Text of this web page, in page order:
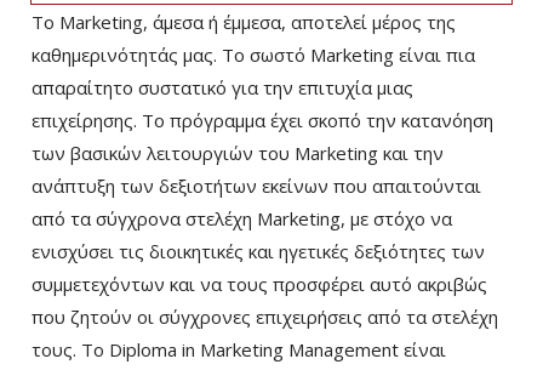
Το Marketing, άμεσα ή έμμεσα, αποτελεί μέρος της
καθημερινότητάς μας. Το σωστό Marketing είναι πια
απαραίτητο συστατικό για την επιτυχία μιας
επιχείρησης. Το πρόγραμμα έχει σκοπό την κατανόηση
των βασικών λειτουργιών του Marketing και την
ανάπτυξη των δεξιοτήτων εκείνων που απαιτούνται
από τα σύγχρονα στελέχη Marketing, με στόχο να
ενισχύσει τις διοικητικές και ηγετικές δεξιότητες των
συμμετεχόντων και να τους προσφέρει αυτό ακριβώς
που ζητούν οι σύγχρονες επιχειρήσεις από τα στελέχη
τους. Το Diploma in Marketing Management είναι